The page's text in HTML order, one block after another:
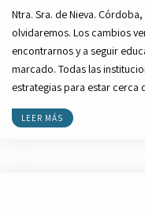
Ntra. Sra. de Nieva.
olvidaremos. Los cambios
encontrarnos y a seguir
marcado. Todas las
estrategias para estar cerca
LEER MÁS